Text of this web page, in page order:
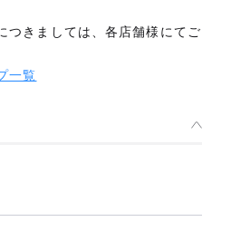
つきましては、各店舗様にてご
一覧